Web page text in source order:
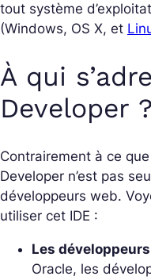
tout système
(Windows, OS X, et
À qui
Developer ?
Contrairement à ce
Developer n’est pas
développeurs web.
utiliser cet IDE :
Les développeurs
Oracle, les